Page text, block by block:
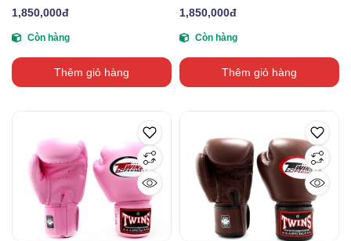
1,850,000đ
Còn hàng
Thêm giỏ hàng
1,850,000đ
Còn hàng
Thêm giỏ hàng